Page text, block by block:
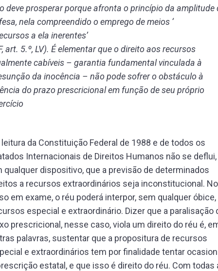
deve prosperar porque afronta o princípio da amplitude
nela compreendido o emprego de meios ‘
a ela inerentes’
art. 5.º, LV). É elementar que o direito aos recursos
cabíveis – garantia fundamental vinculada à
da inocência – não pode sofrer o obstáculo à
do prazo prescricional em função de seu próprio
leitura da Constituição Federal de 1988 e de todos os
Internacionais de Direitos Humanos não se deflui,
qualquer dispositivo, que a previsão de determinados
a recursos extraordinários seja inconstitucional. No
em exame, o réu poderá interpor, sem qualquer
especial e extraordinário. Dizer que a paralisação
prescricional, nesse caso, viola um direito do réu é,
palavras, sustentar que a propositura de recursos
e extraordinários tem por finalidade tentar
estatal, e que isso é direito do réu. Com todas